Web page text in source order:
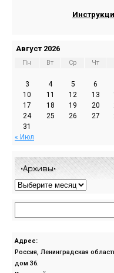
Август 2026
Пн Вт Ср Чт
3
4 5 6
10
11 12 13
17
18 19 20
24
25 26 27
31
« Июл
•Архивы•
Адрес:
Россия, Ленинградская
дом 36.